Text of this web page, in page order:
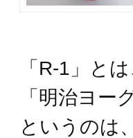
「R‐1」と
「明治ヨー
というのは